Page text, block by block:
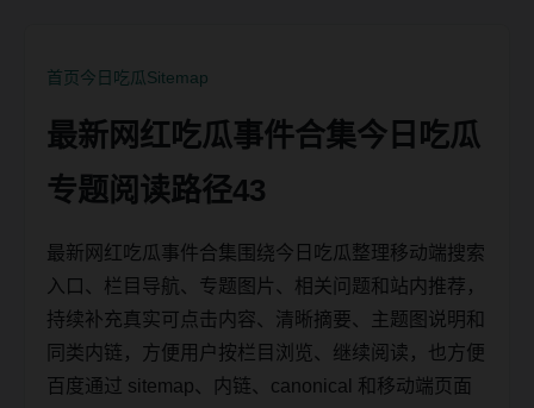
首页今日吃瓜Sitemap
最新网红吃瓜事件合集今日吃瓜
专题阅读路径43
最新网红吃瓜事件合集围绕今日吃瓜整理移动端搜索
入口、栏目导航、专题图片、相关问题和站内推荐，
持续补充真实可点击内容、清晰摘要、主题图说明和
同类内链，方便用户按栏目浏览、继续阅读，也方便
百度通过 sitemap、内链、canonical 和移动端页面